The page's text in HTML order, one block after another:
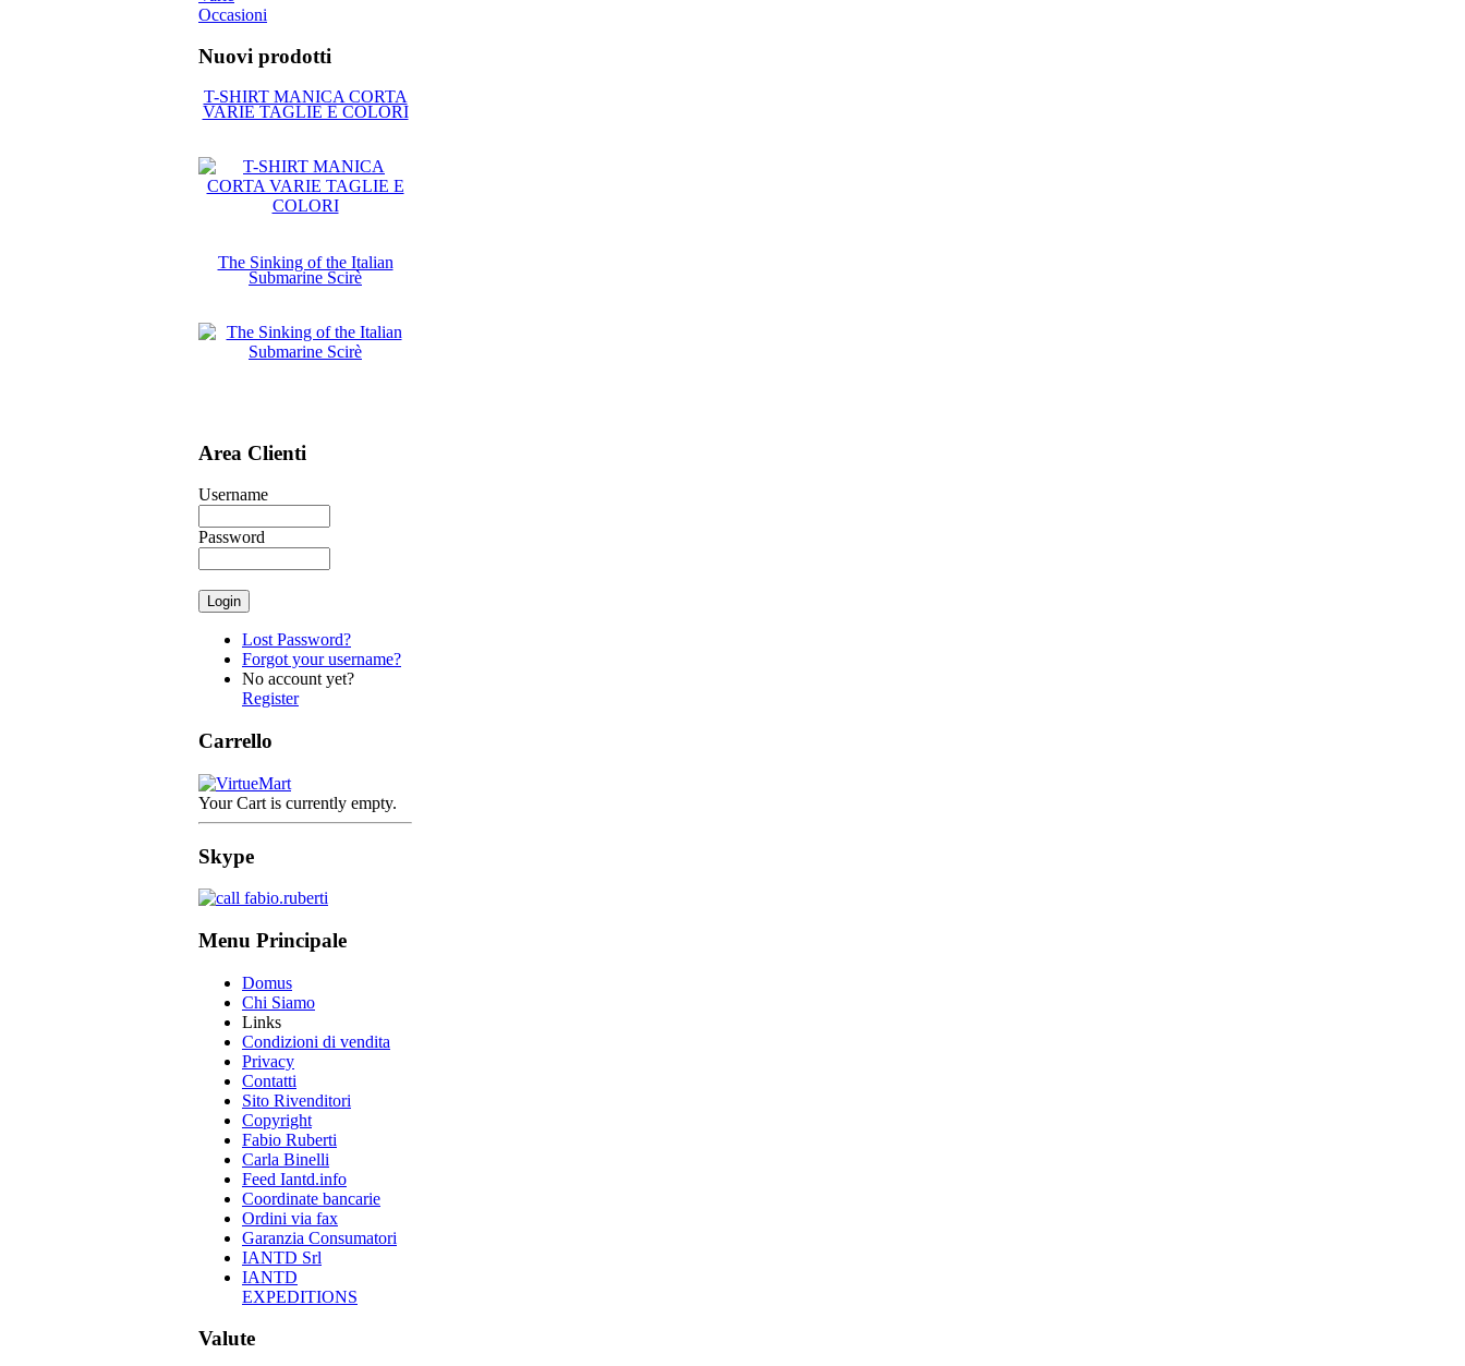
Occasioni
Nuovi prodotti
T-SHIRT MANICA CORTA
VARIE TAGLIE E COLORI
The Sinking of the Italian
Submarine Scirè
Area Clienti
Username
Password
Lost Password?
Forgot your username?
No account yet?
Register
Carrello
Your Cart is currently empty.
Skype
Menu Principale
Domus
Chi Siamo
Links
Condizioni di vendita
Privacy
Contatti
Sito Rivenditori
Copyright
Fabio Ruberti
Carla Binelli
Feed Iantd.info
Coordinate bancarie
Ordini via fax
Garanzia Consumatori
IANTD Srl
IANTD
EXPEDITIONS
Valute